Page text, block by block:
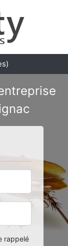
rappelé